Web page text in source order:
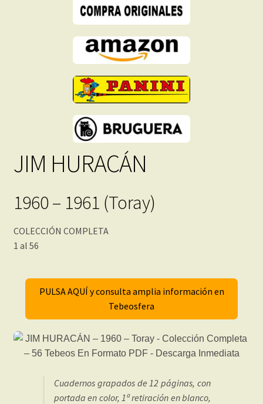
JIM HURACÁN
1960 – 1961 (Toray)
COLECCIÓN COMPLETA
1 al 56
PULSA AQUÍ y consulta amplia información en
Tebeosfera
Cuadernos grapados de 12 páginas, con
portada en color, 1ª retiración en blanco,